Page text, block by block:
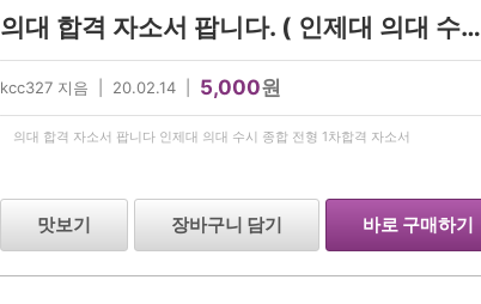
의대 합격 자소서 팝니다. ( 인제대 의대 수시 종합 전형 1차합격 자소서 팝니다)
kcc327 지음 | 20.02.14 | 5,000원
의대 합격 자소서 팝니다 인제대 의대 수시 종합 전형 1차합격 자소서
맛보기 장바구니 담기 바로 구매하기